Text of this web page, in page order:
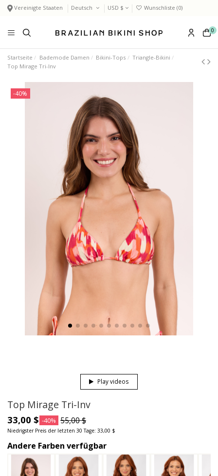
Vereinigte Staaten Deutsch USD $ Wunschliste (0)
0
Startseite Bademode Damen Bikini-Tops
Triangle-Bikini
Top Mirage Tri-Inv
-40%
Play videos
Top Mirage Tri-Inv
33,00 $ -40% 55,00 $
Niedrigster Preis der letzten 30 Tage: 33,00 $
Andere Farben verfügbar